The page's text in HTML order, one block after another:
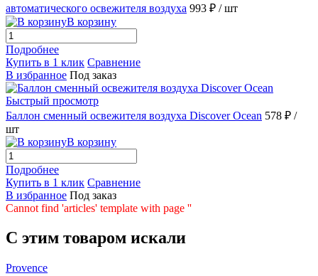
автоматического освежителя воздуха 993 ₽ / шт
В корзину
Подробнее
Купить в 1 клик Сравнение
В избранное Под заказ
Быстрый просмотр
Баллон сменный освежителя воздуха Discover Ocean 578 ₽ /
шт
В корзину
Подробнее
Купить в 1 клик Сравнение
В избранное Под заказ
Cannot find 'articles' template with page ''
C этим товаром искали
Provence